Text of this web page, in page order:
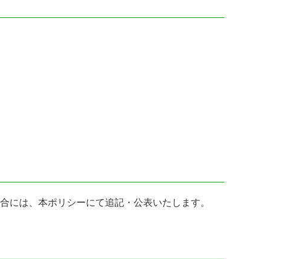
は、本ポリシーにて追記・公表いたします。